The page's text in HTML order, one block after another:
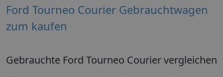
Ford Tourneo Courier Gebrauchtwagen
zum kaufen
Gebrauchte Ford Tourneo Courier vergleichen